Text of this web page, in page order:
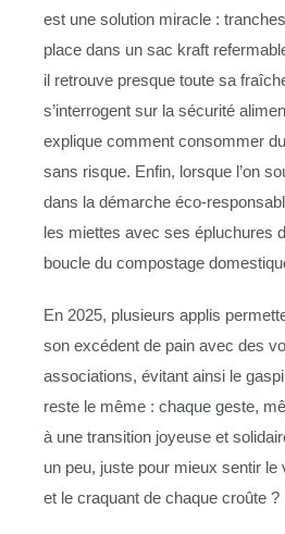
est une solution miracle :
place dans un sac kraft
il retrouve presque toute sa
s’interrogent sur la sécurité
explique comment consommer
sans risque. Enfin, lorsque l’on
dans la démarche éco-
les miettes avec ses épluchures
boucle du compostage
En 2025, plusieurs applis
son excédent de pain avec des
associations, évitant ainsi le
reste le même : chaque geste,
à une transition joyeuse et
un peu, juste pour mieux sentir le
et le craquant de chaque croûte ?